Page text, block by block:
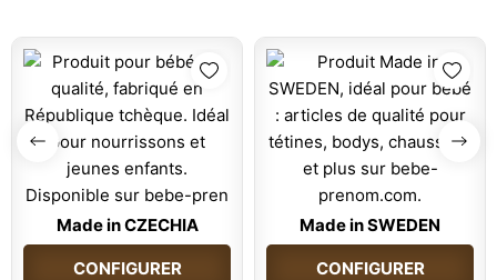
Made in CZECHIA
CONFIGURER
Made in SWEDEN
CONFIGURER